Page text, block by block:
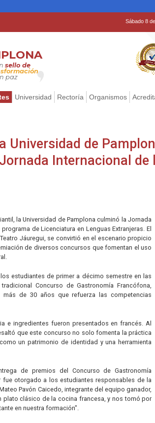
Sábado 8
sello de
paz
Universidad Rectoría Organismos
Universidad de
Internacional de
la Universidad de Pamplona culminó la Jornada
de Licenciatura en Lenguas Extranjeras. El
Jáuregui, se convirtió en el escenario propicio
de diversos concursos que fomentan el uso
estudiantes de primer a décimo semestre en las
Concurso de Gastronomía Francófona,
de 30 años que refuerza las competencias
e ingredientes fueron presentados en francés. Al
que este concurso no solo fomenta la práctica
un patrimonio de identidad y una herramienta
de premios del Concurso de Gastronomía
fue otorgado a los estudiantes responsables de la
Pavón Caicedo, integrante del equipo ganador,
plato clásico de la cocina francesa, y nos tomó por
en nuestra formación".